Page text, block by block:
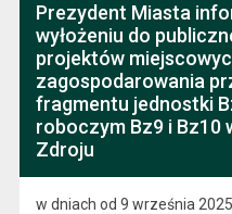
Prezydent Miasta
wyłożeniu do
projektów
zagospodarowania
fragmentu jednostki
roboczym Bz9 i Bz10
Zdroju
w dniach od 9 września